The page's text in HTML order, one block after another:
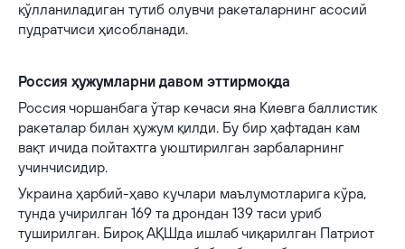
қўлланиладиган тутиб олувчи ракеталарнинг асосий
пудратчиси ҳисобланади.
Россия ҳужумларни давом эттирмоқда
Россия чоршанбага ўтар кечаси яна Киевга баллистик
ракеталар билан ҳужум қилди. Бу бир ҳафтадан кам
вақт ичида пойтахтга уюштирилган зарбаларнинг
учинчисидир.
Украина ҳарбий-ҳаво кучлари маълумотларига кўра,
тунда учирилган 169 та дрондан 139 таси уриб
туширилган. Бироқ АҚШда ишлаб чиқарилган Патриот